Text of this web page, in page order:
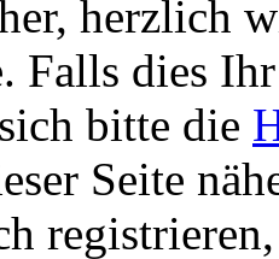
herzlich
Falls dies
bitte die
Seite